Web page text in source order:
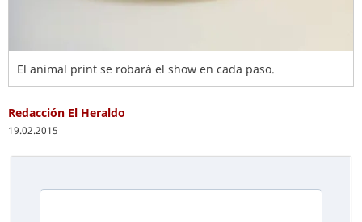
El animal print se robará el show en cada paso.
Redacción El Heraldo
19.02.2015